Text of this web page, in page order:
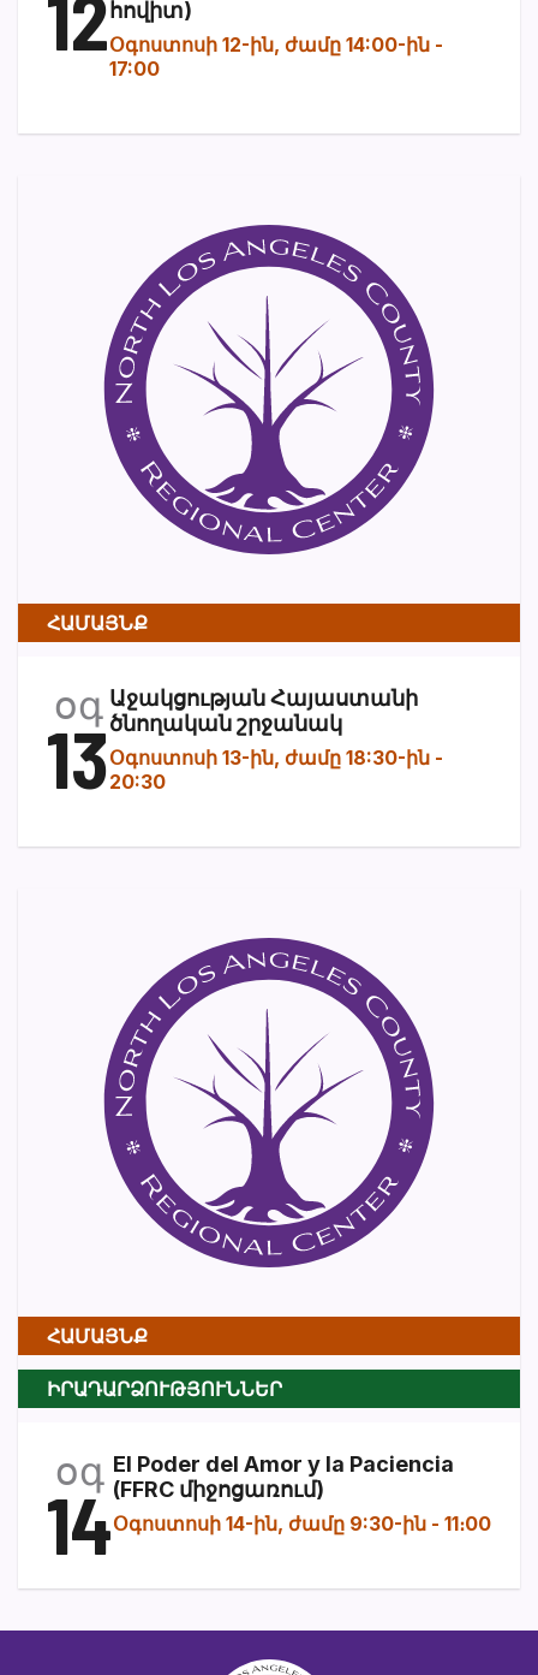
հովիտ)
Օգոստոսի 12-ին, ժամը 14:00-ին -
17:00
ՀԱՄԱՅՆՔ
օգ
13
Աջակցության Հայաստանի
ծնողական շրջանակ
Օգոստոսի 13-ին, ժամը 18:30-ին -
20:30
ՀԱՄԱՅՆՔ
ԻՐԱԴԱՐՁՈՒԹՅՈՒՆՆԵՐ
օգ
14
El Poder del Amor y la Paciencia
(FFRC միջոցառում)
Օգոստոսի 14-ին, ժամը 9:30-ին - 11։00